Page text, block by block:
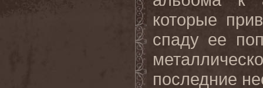
которые
спаду ее
последние